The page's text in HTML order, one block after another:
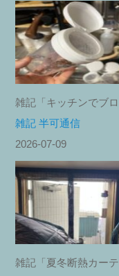
雑記「キッチンでブ
雑記 半可通信
2026-07-09
雑記「夏冬断熱カー